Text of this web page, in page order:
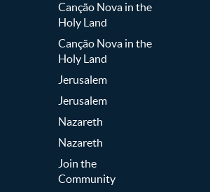
Canção Nova in the
Holy Land
Canção Nova in the
Holy Land
Jerusalem
Jerusalem
Nazareth
Nazareth
Join the
Community